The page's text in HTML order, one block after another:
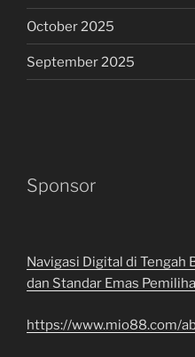
October 2025
September 2025
Sponsor
Navigasi Digital di Tengah
dan Standar Emas
https://www.mio88.com/